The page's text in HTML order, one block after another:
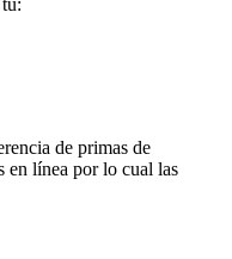
de primas de
en línea por lo cual las